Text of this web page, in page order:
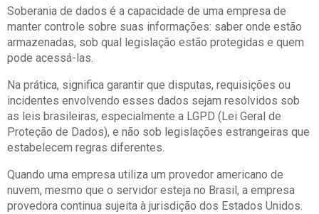
Soberania de dados é a capacidade de uma empresa de
manter controle sobre suas informações: saber onde estão
armazenadas, sob qual legislação estão protegidas e quem
pode acessá-las.
Na prática, significa garantir que disputas, requisições ou
incidentes envolvendo esses dados sejam resolvidos sob
as leis brasileiras, especialmente a LGPD (Lei Geral de
Proteção de Dados), e não sob legislações estrangeiras que
estabelecem regras diferentes.
Quando uma empresa utiliza um provedor americano de
nuvem, mesmo que o servidor esteja no Brasil, a empresa
provedora continua sujeita à jurisdição dos Estados Unidos.